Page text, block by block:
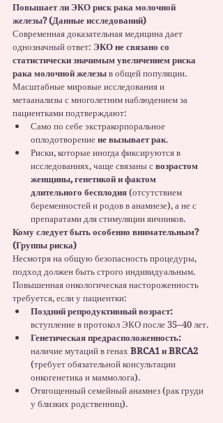
Повышает ли ЭКО риск рака молочной
железы? (Данные исследований)
Современная доказательная медицина дает
однозначный ответ: ЭКО не связано со
статистически значимым увеличением риска
рака молочной железы в общей популяции.
Масштабные мировые исследования и
метаанализы с многолетним наблюдением за
пациентками подтверждают:
Само по себе экстракорпоральное
оплодотворение не вызывает рак.
Риски, которые иногда фиксируются в
исследованиях, чаще связаны с возрастом
женщины, генетикой и фактом
длительного бесплодия (отсутствием
беременностей и родов в анамнезе), а не с
препаратами для стимуляции яичников.
Кому следует быть особенно внимательным?
(Группы риска)
Несмотря на общую безопасность процедуры,
подход должен быть строго индивидуальным.
Повышенная онкологическая настороженность
требуется, если у пациентки:
Поздний репродуктивный возраст:
вступление в протокол ЭКО после 35–40 лет.
Генетическая предрасположенность:
наличие мутаций в генах BRCA1 и BRCA2
(требует обязательной консультации
онкогенетика и маммолога).
Отягощенный семейный анамнез (рак груди
у близких родственниц).